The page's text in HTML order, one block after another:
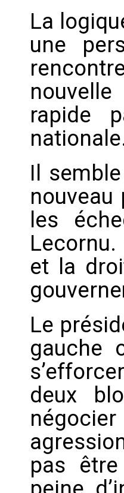
La
une
rapide
Il
les
et la
Le
gauche
deux
pas